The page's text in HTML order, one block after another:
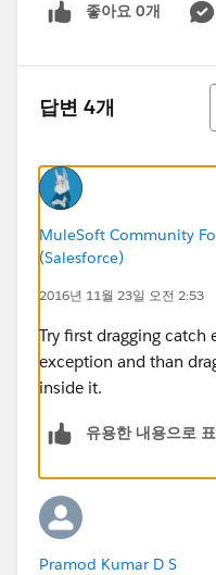
좋아요 0개
답변 4개
MuleSoft Community
(Salesforce)
2016년 11월 23일 오전 2:53
Try first dragging
exception and than
inside it.
유용한 내용으로
Pramod Kumar D S